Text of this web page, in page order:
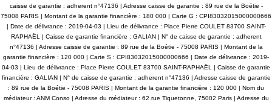
caisse de garantie : adherent n°47136 | Adresse caisse de garantie : 89 rue de la Boétie -
75008 PARIS | Montant de la garantie financière : 180 000 | Carte G : CPI83032015000000666
| Date de délivrance : 2019-04-03 | Lieu de délivrance : Place Pierre COULET 83700 SAINT-
RAPHAËL | Caisse de garantie financière : GALIAN | N° de caisse de garantie : adherent
n°47136 | Adresse caisse de garantie : 89 rue de la Boétie - 75008 PARIS | Montant de la
garantie financière : 120 000 | Carte S : CPI83032015000000666 | Date de délivrance : 2019-
04-03 | Lieu de délivrance : Place Pierre COULET 83700 SAINT-RAPHAËL | Caisse de garantie
financière : GALIAN | N° de caisse de garantie : adherent n°47136 | Adresse caisse de garantie
: 89 rue de la Boétie - 75008 PARIS | Montant de la garantie financière : 120 000 | Nom du
médiateur : ANM Conso | Adresse du médiateur : 62 rue Tiquetonne, 75002 Paris | Adresse du